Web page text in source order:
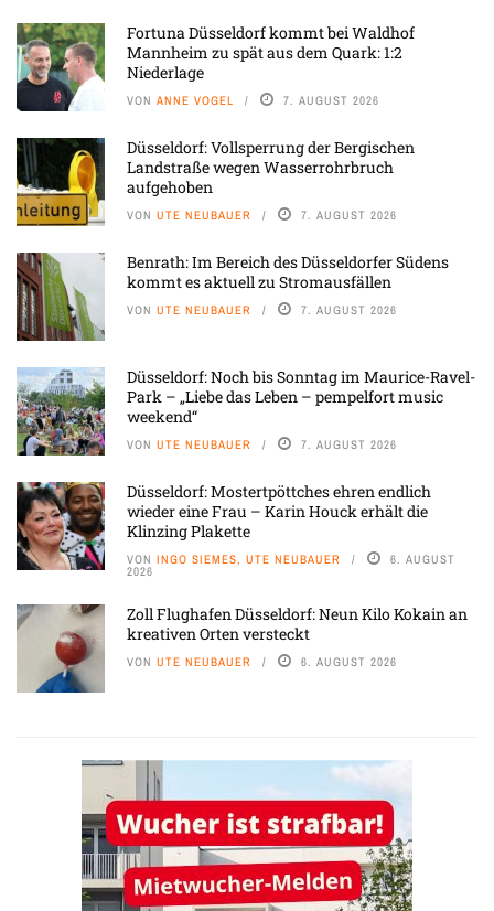
Fortuna Düsseldorf kommt bei Waldhof
Mannheim zu spät aus dem Quark: 1:2
Niederlage
VON ANNE VOGEL 7. AUGUST 2026
Düsseldorf: Vollsperrung der Bergischen
Landstraße wegen Wasserrohrbruch
aufgehoben
VON UTE NEUBAUER 7. AUGUST 2026
Benrath: Im Bereich des Düsseldorfer Südens
kommt es aktuell zu Stromausfällen
VON UTE NEUBAUER 7. AUGUST 2026
Düsseldorf: Noch bis Sonntag im Maurice-Ravel-
Park – „Liebe das Leben – pempelfort music
weekend“
VON UTE NEUBAUER 7. AUGUST 2026
Düsseldorf: Mostertpöttches ehren endlich
wieder eine Frau – Karin Houck erhält die
Klinzing Plakette
VON INGO SIEMES, UTE NEUBAUER 6. AUGUST
2026
Zoll Flughafen Düsseldorf: Neun Kilo Kokain an
kreativen Orten versteckt
VON UTE NEUBAUER 6. AUGUST 2026